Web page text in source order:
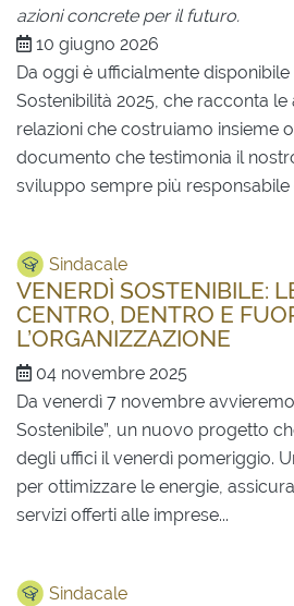
azioni concrete per il futuro.
10 giugno 2026
Da oggi è ufficialmente
Sostenibilità 2025, che racconta le
relazioni che costruiamo insieme
documento che testimonia il
sviluppo sempre più responsabile
Sindacale
VENERDÌ SOSTENIBILE:
CENTRO, DENTRO E
L’ORGANIZZAZIONE
04 novembre 2025
Da venerdì 7 novembre
Sostenibile”, un nuovo progetto
degli uffici il venerdì pomeriggio.
per ottimizzare le energie,
servizi offerti alle imprese...
Sindacale